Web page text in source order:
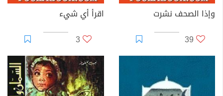
وإذا الصحف نشرت
39
اقرأ أي شيء
3